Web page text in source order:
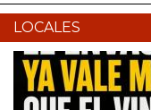
LOCALES